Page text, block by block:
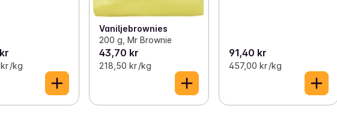
/kg
Vaniljebrownies
200 g, Mr Brownie
43,70 kr
218,50 kr /kg
91,40 kr
457,00 kr /kg